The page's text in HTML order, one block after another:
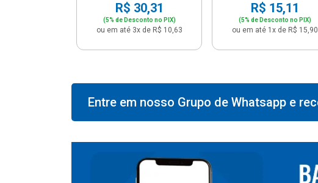
R$ 30,31
(5% de Desconto no PIX)
ou em até 3x de R$ 10,63
R$ 15,11
(5% de Desconto no PIX)
ou em até 1x de R$ 15,90
Entre em nosso Grupo de Whatsapp e